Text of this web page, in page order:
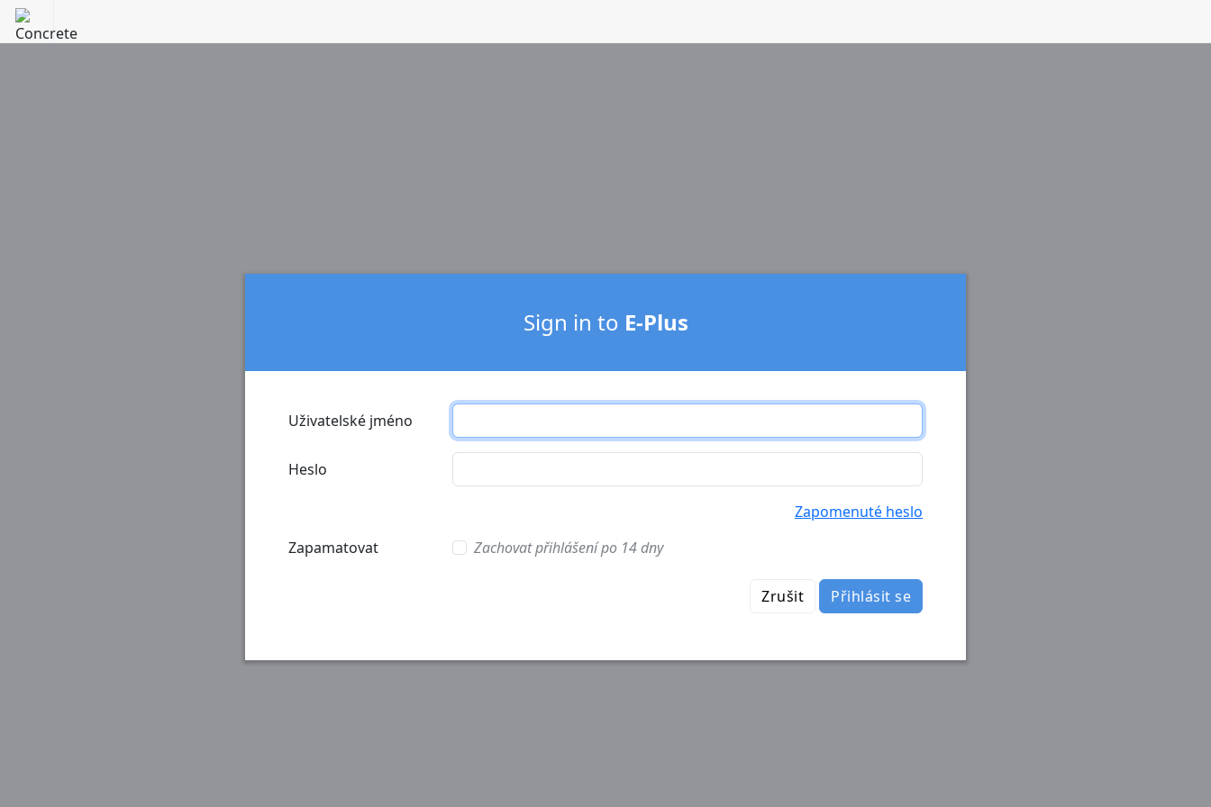
Sign in to E-Plus
Uživatelské jméno
Heslo
Zapomenuté heslo
Zapamatovat
Zachovat přihlášení po 14 dny
Zrušit Přihlásit se